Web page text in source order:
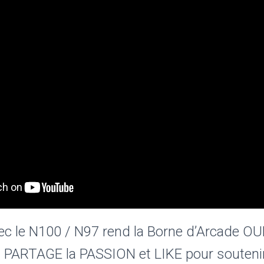
le N100 / N97 rend la Borne d’Arcade
la PASSION et LIKE pour